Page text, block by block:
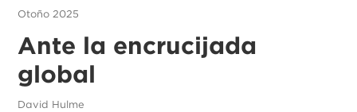
Otoño 2025
Ante la encrucijada
global
David Hulme